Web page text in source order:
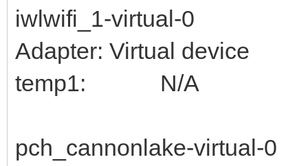
iwlwifi_1-virtual-0
Adapter: Virtual device
temp1: N/A
pch_cannonlake-virtual-0